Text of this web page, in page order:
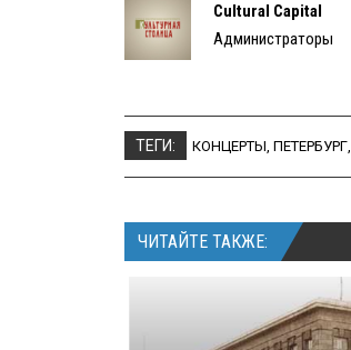
Cultural Capital
Администраторы
ТЕГИ: КОНЦЕРТЫ, ПЕТЕРБУРГ,
ЧИТАЙТЕ ТАКЖЕ: